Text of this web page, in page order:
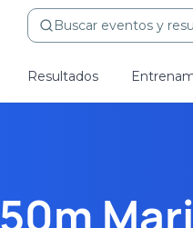
Buscar eventos y
Resultados
50m